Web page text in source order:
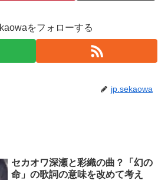
をフォローする
jp.sekaowa
セカオワ深瀬と彩織の曲？「幻の
命」の歌詞の意味を改めて考え